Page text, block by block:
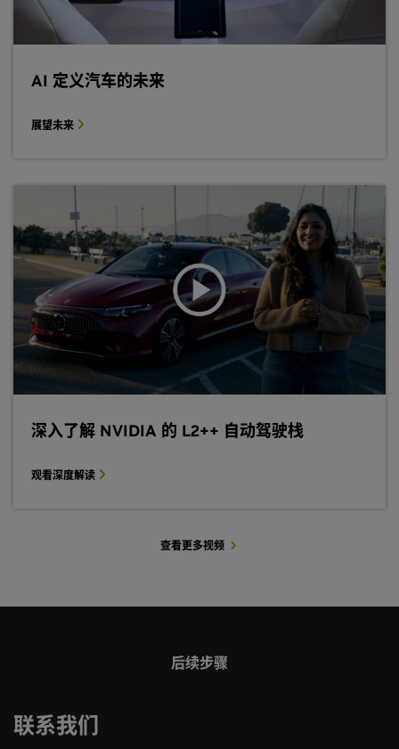
AI 定义汽车的未来
展望未来
深入了解 NVIDIA 的 L2++ 自动驾驶栈
观看深度解读
查看更多视频
Alpamayo 使车辆能够以类似人类的判断力进行感知、推
查看播放列表
后续步骤
联系我们